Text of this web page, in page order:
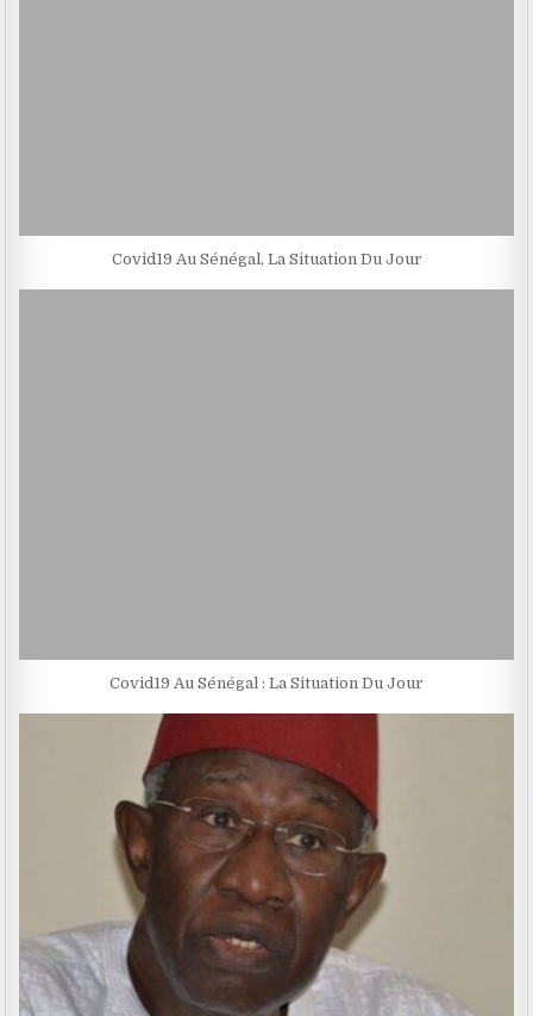
Covid19 Au Sénégal, La Situation Du Jour
Covid19 Au Sénégal : La Situation Du Jour